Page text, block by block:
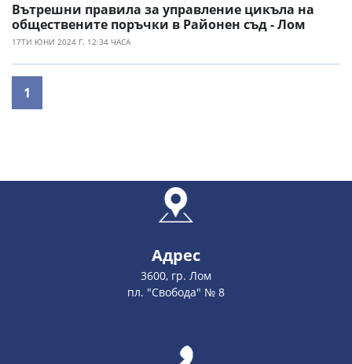
Вътрешни правила за управление цикъла на
обществените поръчки в Районен съд - Лом
17ТИ ЮНИ 2024 Г. 12:34 ЧАСА
1
Адрес
3600, гр. Лом
пл. "Свобода" № 8